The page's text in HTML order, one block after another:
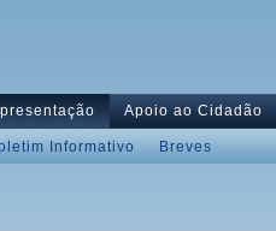
Apoio ao Cidadão
Informativo Breves